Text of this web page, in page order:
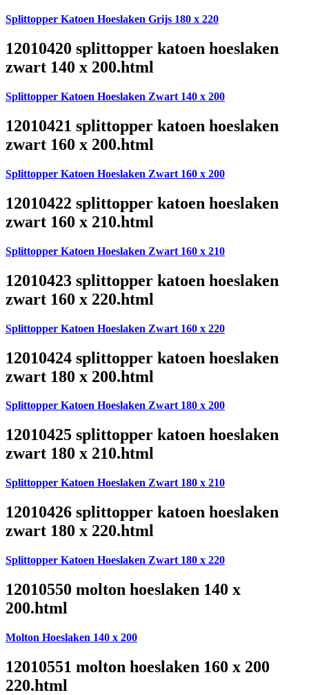
Splittopper Katoen Hoeslaken Grijs 180 x 220
12010420 splittopper katoen hoeslaken
zwart 140 x 200.html
Splittopper Katoen Hoeslaken Zwart 140 x 200
12010421 splittopper katoen hoeslaken
zwart 160 x 200.html
Splittopper Katoen Hoeslaken Zwart 160 x 200
12010422 splittopper katoen hoeslaken
zwart 160 x 210.html
Splittopper Katoen Hoeslaken Zwart 160 x 210
12010423 splittopper katoen hoeslaken
zwart 160 x 220.html
Splittopper Katoen Hoeslaken Zwart 160 x 220
12010424 splittopper katoen hoeslaken
zwart 180 x 200.html
Splittopper Katoen Hoeslaken Zwart 180 x 200
12010425 splittopper katoen hoeslaken
zwart 180 x 210.html
Splittopper Katoen Hoeslaken Zwart 180 x 210
12010426 splittopper katoen hoeslaken
zwart 180 x 220.html
Splittopper Katoen Hoeslaken Zwart 180 x 220
12010550 molton hoeslaken 140 x
200.html
Molton Hoeslaken 140 x 200
12010551 molton hoeslaken 160 x 200
220.html